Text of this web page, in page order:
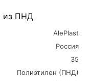
из ПНД
AlePlast
Россия
35
Полиэтилен (ПНД)